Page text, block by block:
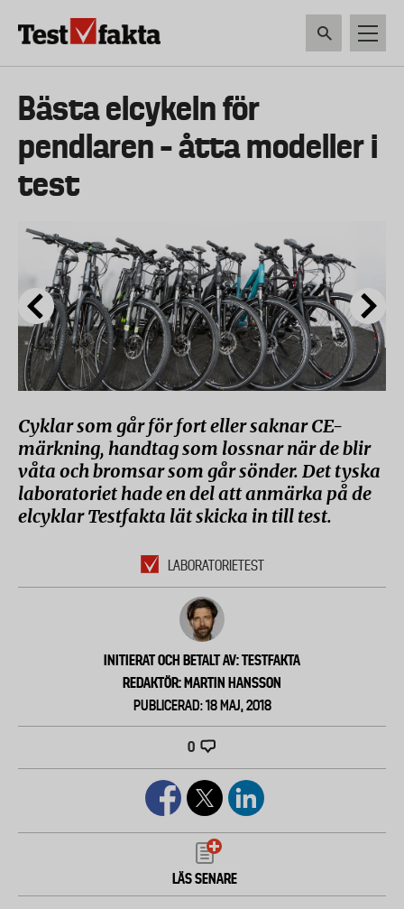
Huvudmeny
ny
Bästa elcykeln för
pendlaren – åtta modeller i
test
Cyklar som går för fort eller saknar CE-
märkning, handtag som lossnar när de blir
våta och bromsar som går sönder. Det tyska
laboratoriet hade en del att anmärka på de
elcyklar Testfakta lät skicka in till test.
LABORATORIETEST
INITIERAT OCH BETALT AV: TESTFAKTA
REDAKTÖR: MARTIN HANSSON
PUBLICERAD: 18 MAJ, 2018
0
LÄS SENARE